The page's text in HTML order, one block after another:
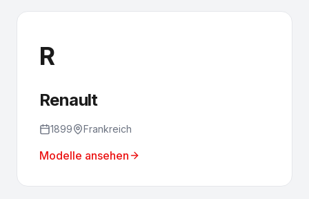
R
Renault
1899 Frankreich
Modelle ansehen